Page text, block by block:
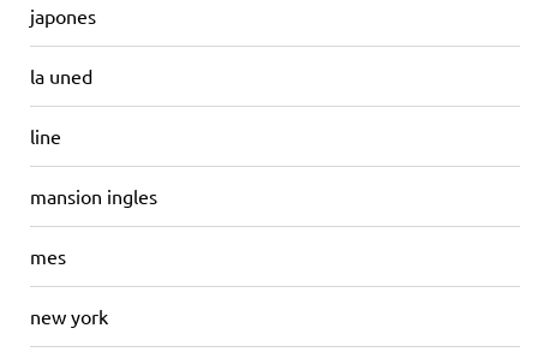
japones
la uned
line
mansion ingles
mes
new york